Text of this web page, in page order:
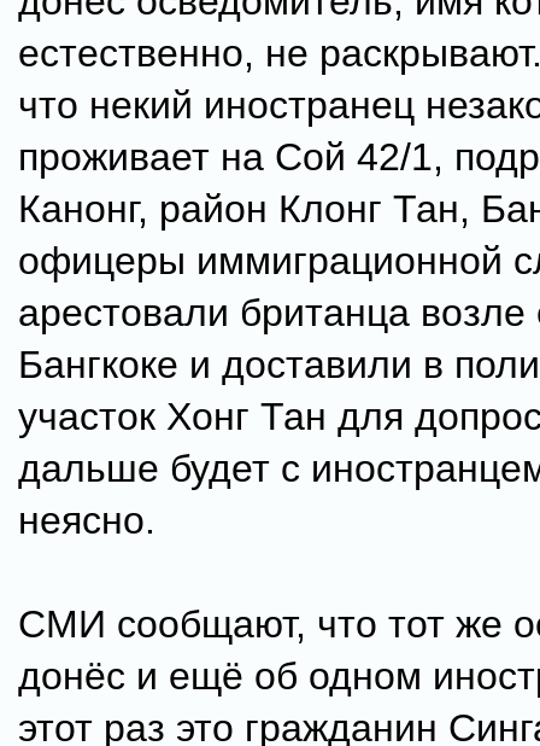
естественно, не
что некий иностранец
проживает на Сой 42/1,
Канонг, район Клонг Тан,
офицеры иммиграционной
арестовали британца возле
Бангкоке и доставили в
участок Хонг Тан для
дальше будет с
неясно.
СМИ сообщают, что тот же
донёс и ещё об одном
этот раз это гражданин